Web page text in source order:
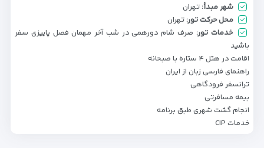
شهر مبدأ: تهران
محل حرکت تور: تهران
خدمات تور: صرف شام دورهمی در شب آخر مهمان فصل پاییزی سفر
باشید
اقامت در هتل ۴ ستاره با صبحانه
راهنمای فارسی زبان از ایران
ترانسفر فرودگاهی
بیمه مسافرتی
انجام گشت شهری طبق برنامه
خدمات CIP